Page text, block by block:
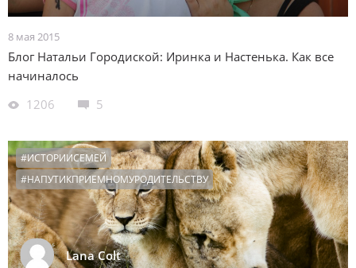
8 мая 2015
Блог Натальи Городиской: Иринка и Настенька. Как все
начиналось
1206
5
Lana Colt
#ИСТОРИИСЕМЕЙ
#НАПУТИКПРИЕМНОМУРОДИТЕЛЬСТВУ